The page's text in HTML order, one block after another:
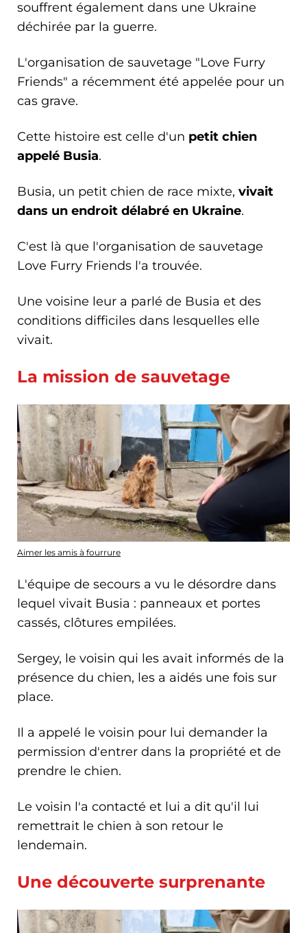
souffrent également dans une Ukraine
déchirée par la guerre.
L'organisation de sauvetage "Love Furry
Friends" a récemment été appelée pour un
cas grave.
Cette histoire est celle d'un petit chien
appelé Busia.
Busia, un petit chien de race mixte, vivait
dans un endroit délabré en Ukraine.
C'est là que l'organisation de sauvetage
Love Furry Friends l'a trouvée.
Une voisine leur a parlé de Busia et des
conditions difficiles dans lesquelles elle
vivait.
La mission de sauvetage
Aimer les amis à fourrure
L'équipe de secours a vu le désordre dans
lequel vivait Busia : panneaux et portes
cassés, clôtures empilées.
Sergey, le voisin qui les avait informés de la
présence du chien, les a aidés une fois sur
place.
Il a appelé le voisin pour lui demander la
permission d'entrer dans la propriété et de
prendre le chien.
Le voisin l'a contacté et lui a dit qu'il lui
remettrait le chien à son retour le
lendemain.
Une découverte surprenante